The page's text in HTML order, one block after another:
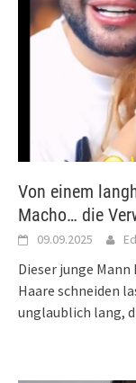
Von einem
Macho… die
09.09.2025
Dieser junge
Haare schneiden
unglaublich lang,